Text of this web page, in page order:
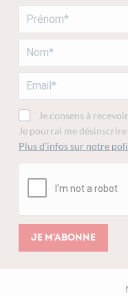
Je consens à
Je pourrai me
Plus d’infos sur notre
Je m'abonne